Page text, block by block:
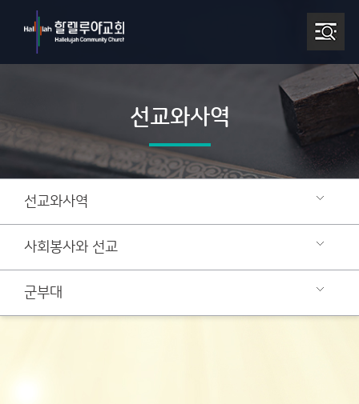
선교와사역
선교와사역
사회봉사와 선교
군부대